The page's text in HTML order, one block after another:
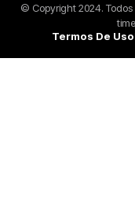
© Copyright 2024. Todos
time
Termos De Uso